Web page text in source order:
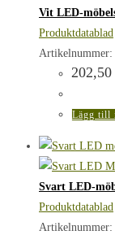
Vit LED-
Produktdatablad
Artikelnummer:
202,50
Lägg till
Svart LED-
Produktdatablad
Artikelnummer: